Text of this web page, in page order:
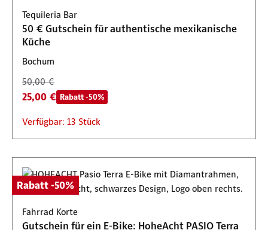
Tequileria Bar
50 € Gutschein für authentische mexikanische
Küche
Bochum
50,00 €
25,00 € Rabatt -50%
Verfügbar: 13 Stück
Rabatt -50%
Fahrrad Korte
Gutschein für ein E-Bike: HoheAcht PASIO Terra